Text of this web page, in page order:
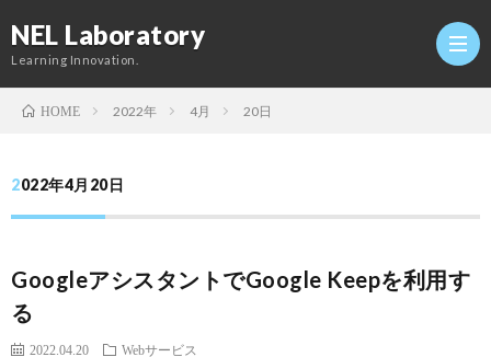
NEL Laboratory
Learning Innovation.
研
究
HOME 2022年 4月 20日
2022年4月20日
GoogleアシスタントでGoogle Keepを利用す
る
2022.04.20
Webサービス